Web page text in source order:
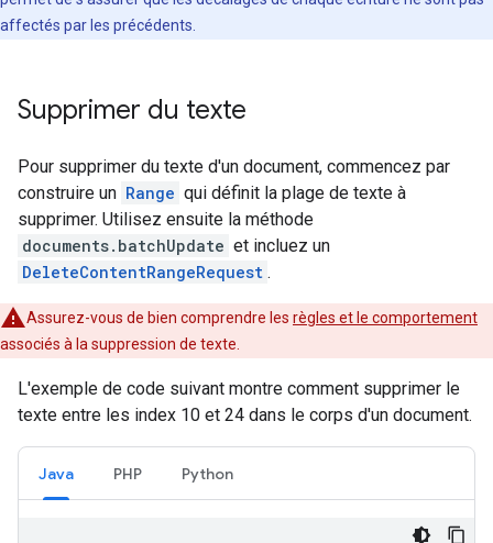
affectés par les précédents.
Supprimer du texte
Pour supprimer du texte d'un document, commencez par
construire un Range qui définit la plage de texte à
supprimer. Utilisez ensuite la méthode
documents.batchUpdate et incluez un
DeleteContentRangeRequest .
Assurez-vous de bien comprendre les règles et le comportement
associés à la suppression de texte.
L'exemple de code suivant montre comment supprimer le
texte entre les index 10 et 24 dans le corps d'un document.
Java PHP Python